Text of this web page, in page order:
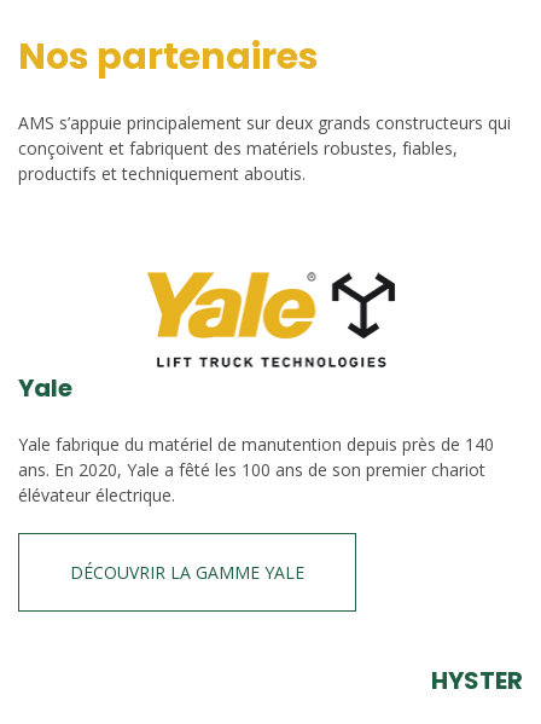
Nos partenaires
AMS s’appuie principalement sur deux grands constructeurs qui
conçoivent et fabriquent des matériels robustes, fiables,
productifs et techniquement aboutis.
Yale
Yale fabrique du matériel de manutention depuis près de 140
ans. En 2020, Yale a fêté les 100 ans de son premier chariot
élévateur électrique.
DÉCOUVRIR LA GAMME YALE
HYSTER